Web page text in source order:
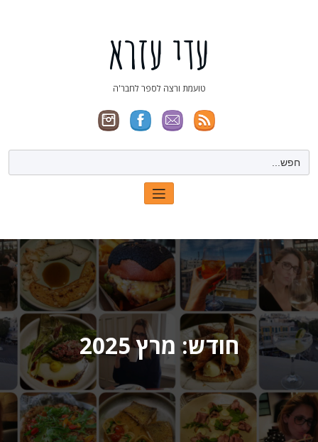
עדי עזרא
טועמת ורצה לספר לחבר'ה
Search
for:
חודש:מרץ 2025